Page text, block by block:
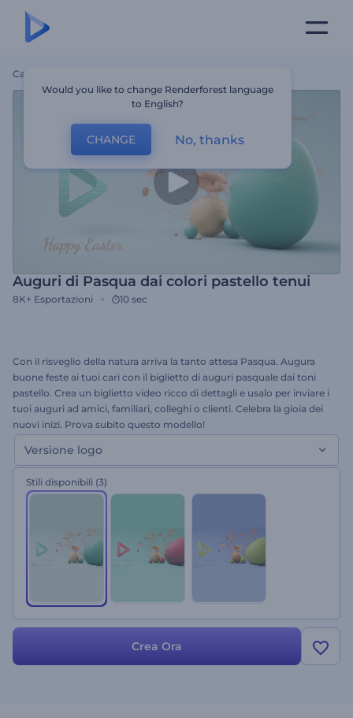
Casa
Auguri di Pasqua dai colori pastello tenui
8K+ Esportazioni 10 sec
Con il risveglio della natura arriva la tanto attesa Pasqua. Augura
buone feste ai tuoi cari con il biglietto di auguri pasquale dai toni
pastello. Crea un biglietto video ricco di dettagli e usalo per inviare i
tuoi auguri ad amici, familiari, colleghi o clienti. Celebra la gioia dei
nuovi inizi. Prova subito questo modello!
Versione logo
Stili disponibili (3)
Crea Ora
Would you like to change Renderforest language
to English?
CHANGE No, thanks